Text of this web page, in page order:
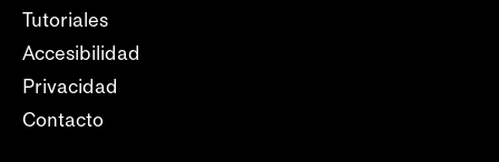
Tutoriales
Accesibilidad
Privacidad
Contacto